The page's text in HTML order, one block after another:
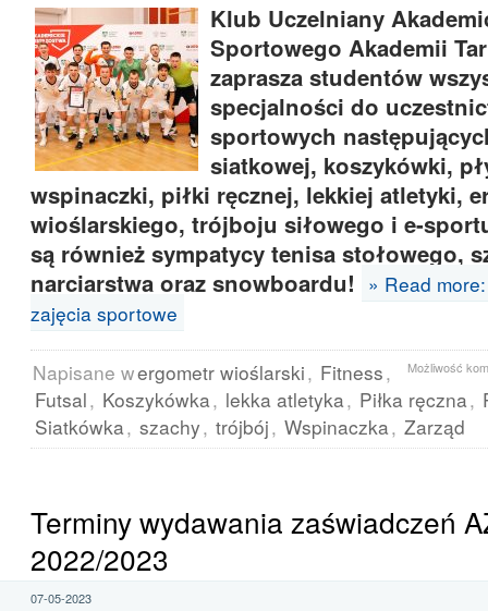
Klub Uczelniany
Sportowego Akademii
zaprasza studentów
specjalności do
sportowych
siatkowej, koszykówki,
wspinaczki, piłki ręcznej, lekkiej atletyki,
wioślarskiego, trójboju siłowego i e-
są również sympatycy tenisa stołowego,
narciarstwa oraz snowboardu! » Read
zajęcia sportowe
Możliwość
Napisane wergometr wioślarski, Fitness,
Futsal, Koszykówka, lekka atletyka, Piłka ręczna,
Siatkówka, szachy, trójbój, Wspinaczka, Zarząd
Terminy wydawania zaświadczeń
2022/2023
07-05-2023